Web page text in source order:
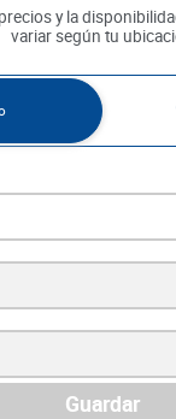
y la
variar según tu
Guardar